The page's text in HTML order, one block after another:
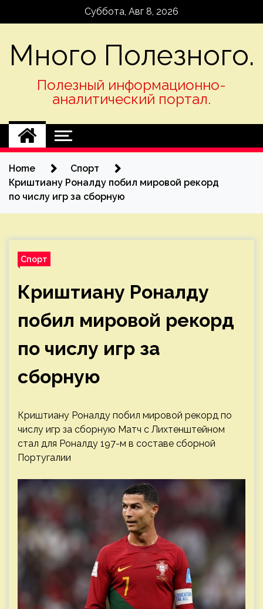
Суббота, Авг 8, 2026
Много Полезного.
Полезный информационно-
аналитический портал.
Home
Спорт
Криштиану Роналду побил мировой рекорд
по числу игр за сборную
Спорт
Криштиану Роналду
побил мировой рекорд
по числу игр за
сборную
Криштиану Роналду побил мировой рекорд по
числу игр за сборную Матч с Лихтенштейном
стал для Роналду 197-м в составе сборной
Португалии